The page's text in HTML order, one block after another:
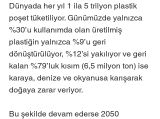
Dünyada her yıl 1 ila 5 trilyon plastik
poşet tüketiliyor. Günümüzde yalnızca
%30’u kullanımda olan üretilmiş
plastiğin yalnızca %9’u geri
dönüştürülüyor, %12’si yakılıyor ve geri
kalan %79’luk kısım (6,5 milyon ton) ise
karaya, denize ve okyanusa karışarak
doğaya zarar veriyor.
Bu şekilde devam ederse 2050